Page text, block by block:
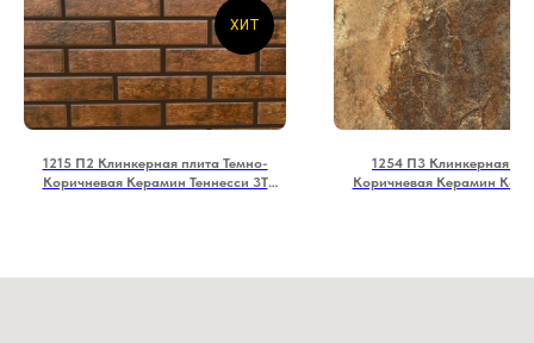
ХИТ
1215 П2 Клинкерная плита Темно-
Коричневая Керамин Теннесси 3Т
1254 П3 Клинкерная
Коричневая Керамин